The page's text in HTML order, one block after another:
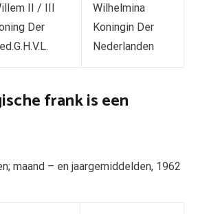
II / III
Der
Wilhelmina
Koningin Der
Nederlanden
frank is een
maand – en jaargemiddelden, 1962